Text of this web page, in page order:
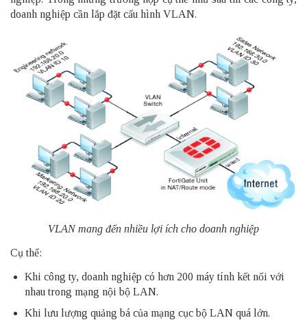
doanh nghiệp cần lắp đặt cấu hình VLAN.
VLAN mang đến nhiều lợi ích cho doanh nghiệp
Cụ thể:
Khi công ty, doanh nghiệp có hơn 200 máy tính kết nối với
nhau trong mạng nội bộ LAN.
Khi lưu lượng quảng bá của mạng cục bộ LAN quá lớn.